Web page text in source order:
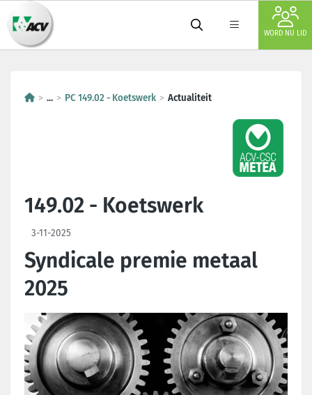
WORD NU LID
... PC 149.02 - Koetswerk Actualiteit
149.02 - Koetswerk
3-11-2025
Syndicale premie metaal
2025